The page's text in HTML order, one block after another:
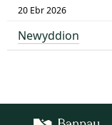
20 Ebr 2026
Newyddion